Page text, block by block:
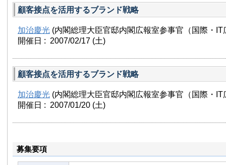
顧客接点を活用するブランド戦略
加治慶光 (内閣総理大臣官邸内閣広報室参事官（国際・IT
開催日 : 2007/02/17 (土)
顧客接点を活用するブランド戦略
加治慶光 (内閣総理大臣官邸内閣広報室参事官（国際・IT
開催日 : 2007/01/20 (土)
募集要項